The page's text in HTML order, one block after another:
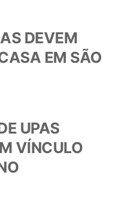
UPAS
VÍNCULO
DEVEM
EM SÃO